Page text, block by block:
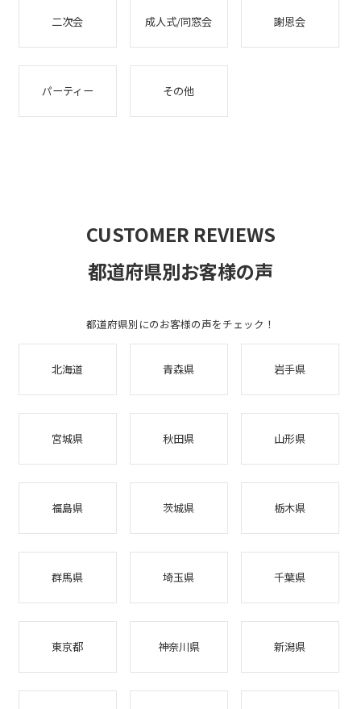
二次会 成人式/同窓会 謝恩会
パーティー その他
CUSTOMER REVIEWS
都道府県別お客様の声
都道府県別にのお客様の声をチェック！
北海道 青森県 岩手県
宮城県 秋田県 山形県
福島県 茨城県 栃木県
群馬県 埼玉県 千葉県
東京都 神奈川県 新潟県